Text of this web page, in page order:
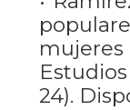
mujeres
24).